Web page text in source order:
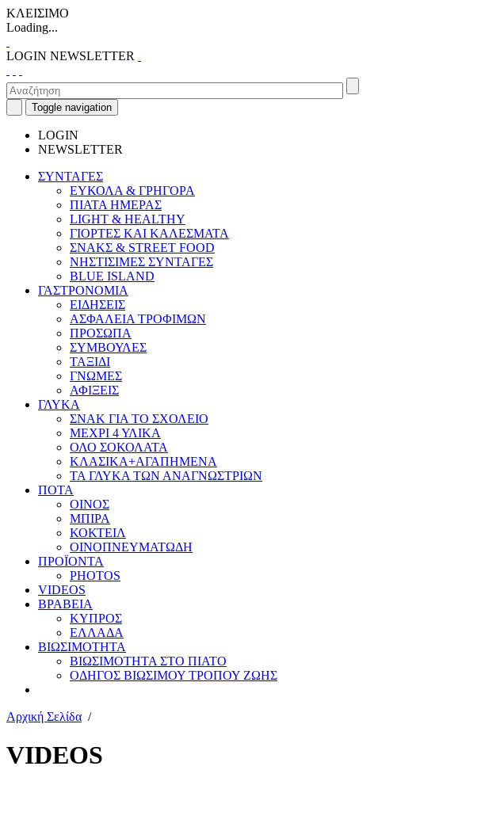
ΚΛΕΙΣΙΜΟ
Loading...
LOGIN NEWSLETTER
Toggle navigation
LOGIN
NEWSLETTER
ΣΥΝΤΑΓΕΣ
ΕΥΚΟΛΑ & ΓΡΗΓΟΡΑ
ΠΙΑΤΑ ΗΜΕΡΑΣ
LIGHT & HEALTHY
ΓΙΟΡΤΕΣ ΚΑΙ ΚΑΛΕΣΜΑΤΑ
ΣΝΑΚΣ & STREET FOOD
ΝΗΣΤΙΣΙΜΕΣ ΣΥΝΤΑΓΕΣ
BLUE ISLAND
ΓΑΣΤΡΟΝΟΜΙΑ
ΕΙΔΗΣΕΙΣ
ΑΣΦΑΛΕΙΑ ΤΡΟΦΙΜΩΝ
ΠΡΟΣΩΠΑ
ΣΥΜΒΟΥΛΕΣ
ΤΑΞΙΔΙ
ΓΝΩΜΕΣ
ΑΦΙΞΕΙΣ
ΓΛΥΚΑ
ΣΝΑΚ ΓΙΑ ΤΟ ΣΧΟΛΕΙΟ
ΜΕΧΡΙ 4 ΥΛΙΚΑ
ΟΛΟ ΣΟΚΟΛΑΤΑ
ΚΛΑΣΙΚΑ+ΑΓΑΠΗΜΕΝΑ
ΤΑ ΓΛΥΚΑ ΤΩΝ ΑΝΑΓΝΩΣΤΡΙΩΝ
ΠΟΤΑ
ΟΙΝΟΣ
ΜΠΙΡΑ
ΚΟΚΤΕΙΛ
ΟΙΝΟΠΝΕΥΜΑΤΩΔΗ
ΠΡΟΪΟΝΤΑ
PHOTOS
VIDEOS
ΒΡΑΒΕΙΑ
ΚΥΠΡΟΣ
ΕΛΛΑΔΑ
ΒΙΩΣΙΜΟΤΗΤΑ
ΒΙΩΣΙΜΟΤΗΤΑ ΣΤΟ ΠΙΑΤΟ
ΟΔΗΓΟΣ ΒΙΩΣΙΜΟΥ ΤΡΟΠΟΥ ΖΩΗΣ
Αρχική Σελίδα /
VIDEOS